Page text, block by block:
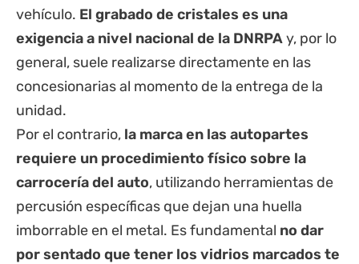
vehículo. El grabado de cristales es una
exigencia a nivel nacional de la DNRPAy, por lo
general, suele realizarse directamente en las
concesionarias al momento de la entrega de la
unidad.
Por el contrario, la marca en las autopartes
requiere un procedimiento físico sobre la
carrocería del auto, utilizando herramientas de
percusión específicas que dejan una huella
imborrable en el metal. Es fundamental no dar
por sentado que tener los vidrios marcados te